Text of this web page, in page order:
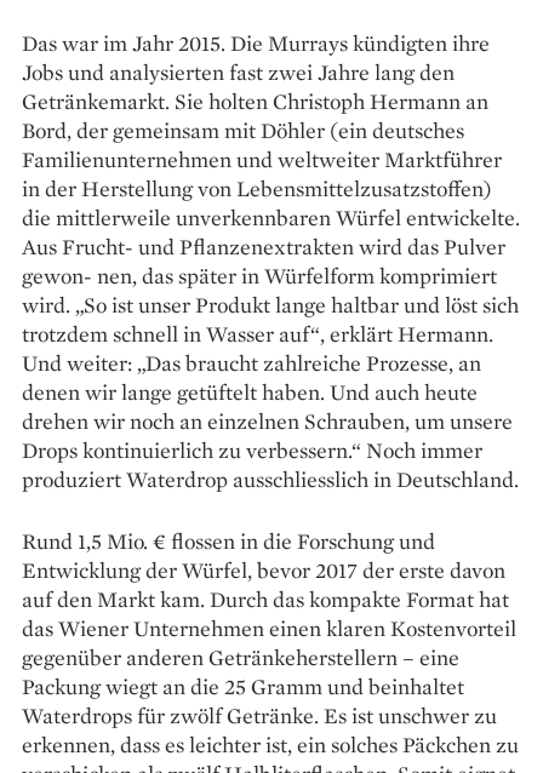
Das war im Jahr 2015. Die Murrays kündigten ihre
Jobs und analysierten fast zwei Jahre lang den
Getränkemarkt. Sie holten Christoph Hermann an
Bord, der gemeinsam mit Döhler (ein deutsches
Familienunternehmen und weltweiter Marktführer
in der Herstellung von Lebensmittelzusatzstoffen)
die mittlerweile unverkennbaren Würfel entwickelte.
Aus Frucht- und Pflanzenextrakten wird das Pulver
gewon- nen, das später in Würfelform komprimiert
wird. „So ist unser Produkt lange haltbar und löst sich
trotzdem schnell in Wasser auf“, erklärt Hermann.
Und weiter: „Das braucht zahlreiche Prozesse, an
denen wir lange getüftelt haben. Und auch heute
drehen wir noch an einzelnen Schrauben, um unsere
Drops kontinuierlich zu verbessern.“ Noch immer
produziert Waterdrop ausschliesslich in Deutschland.
Rund 1,5 Mio. € flossen in die Forschung und
Entwicklung der Würfel, bevor 2017 der erste davon
auf den Markt kam. Durch das kompakte Format hat
das Wiener Unternehmen einen klaren Kostenvorteil
gegenüber anderen Getränkeherstellern – eine
Packung wiegt an die 25 Gramm und beinhaltet
Waterdrops für zwölf Getränke. Es ist unschwer zu
erkennen, dass es leichter ist, ein solches Päckchen zu